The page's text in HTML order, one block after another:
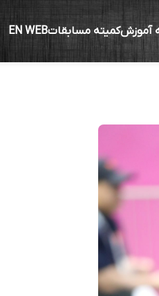
آموزشکمیته مسابقاتEN WEB
همه ما برای مدال